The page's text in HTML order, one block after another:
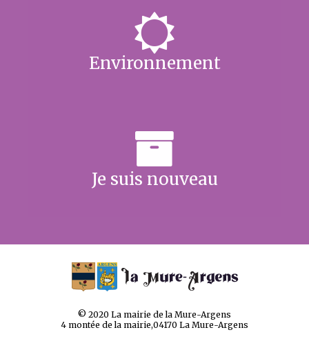
Environnement
Je suis nouveau
© 2020 La mairie de la Mure-Argens
4 montée de la mairie,04170 La Mure-Argens